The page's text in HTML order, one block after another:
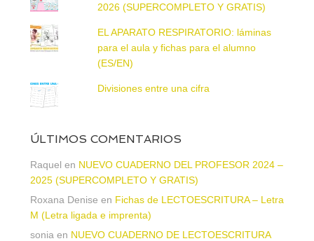
2026 (SUPERCOMPLETO Y GRATIS)
EL APARATO RESPIRATORIO: láminas
para el aula y fichas para el alumno
(ES/EN)
Divisiones entre una cifra
ÚLTIMOS COMENTARIOS
Raquel en NUEVO CUADERNO DEL PROFESOR 2024 –
2025 (SUPERCOMPLETO Y GRATIS)
Roxana Denise en Fichas de LECTOESCRITURA – Letra
M (Letra ligada e imprenta)
sonia en NUEVO CUADERNO DE LECTOESCRITURA